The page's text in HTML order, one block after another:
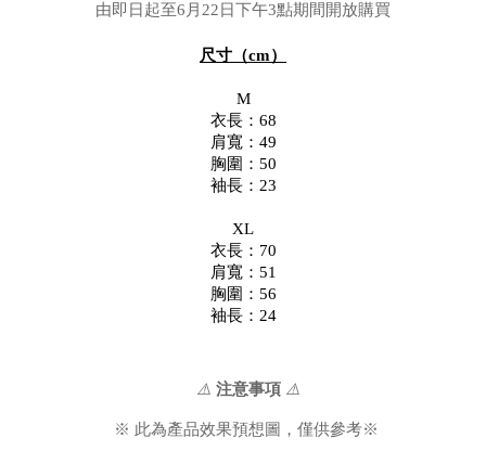
由即日起至6月22日下午3點期間開放購買
尺寸（cm）
M
衣長：68
肩寬：49
胸圍：50
袖長：23
XL
衣長：70
肩寬：51
胸圍：56
袖長：24
⚠️ 注意事項 ⚠️
※ 此為產品效果預想圖，僅供參考※